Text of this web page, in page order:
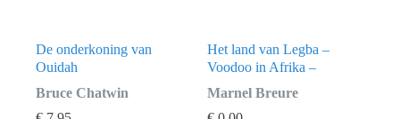
De onderkoning van
Ouidah
Bruce Chatwin
Het land van Legba –
Voodoo in Afrika –
Marnel Breure